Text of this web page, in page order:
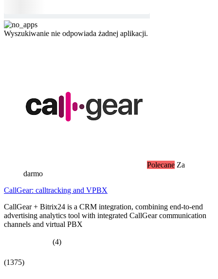
Wyszukiwanie nie odpowiada żadnej aplikacji.
Polecane Za
darmo
CallGear: calltracking and VPBX
CallGear + Bitrix24 is a CRM integration, combining end-to-end
advertising analytics tool with integrated CallGear communication
channels and virtual PBX
(4)
(1375)